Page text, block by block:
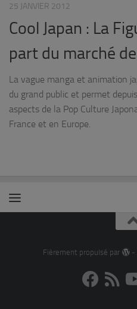
25 JANVIER 2012
Cool Japan : La
part du marché
La vague manga et animation
du grand public et permet
aspects de la Pop Culture
France et en Europe.
Fièrement propulsé par -